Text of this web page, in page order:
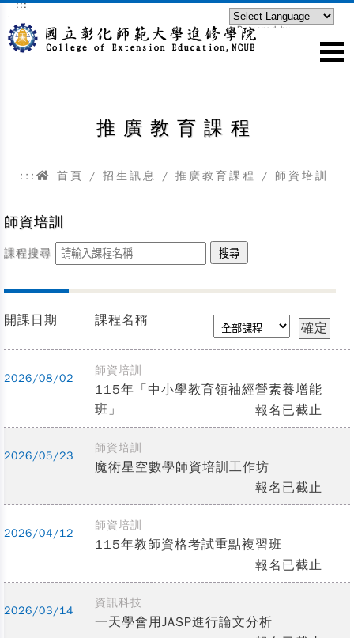
跳到主要內容區塊
:::
Powered by
推廣教育課程
::: 首頁 / 招生訊息 / 推廣教育課程 / 師資培訓
師資培訓
課程搜尋
開課日期 課程名稱
2026/08/02
師資培訓
115年「中小學教育領袖經營素養增能
班」
報名已截止
2026/05/23
師資培訓
魔術星空數學師資培訓工作坊
報名已截止
2026/04/12
師資培訓
115年教師資格考試重點複習班
報名已截止
2026/03/14
資訊科技
一天學會用JASP進行論文分析